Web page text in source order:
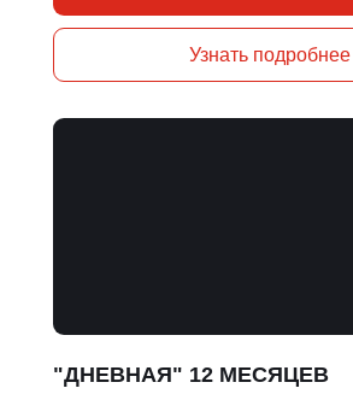
"ДНЕВНАЯ" 12 МЕСЯЦЕВ
Узнать подробнее